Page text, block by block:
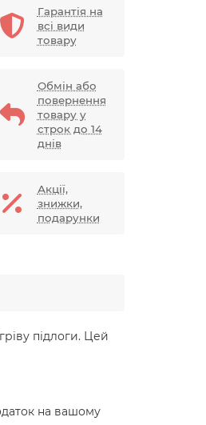
Гарантія на
всі види
товару
Обмін або
повернення
товару у
строк до 14
днів
Акції,
знижки,
подарунки
підлоги. Цей
на вашому